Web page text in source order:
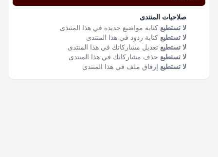
صلاحيات المنتدى
لا تستطيع كتابة مواضيع جديدة في هذا المنتدى
لا تستطيع كتابة ردود في هذا المنتدى
لا تستطيع تعديل مشاركاتك في هذا المنتدى
لا تستطيع حذف مشاركاتك في هذا المنتدى
لا تستطيع إرفاق ملف في هذا المنتدى